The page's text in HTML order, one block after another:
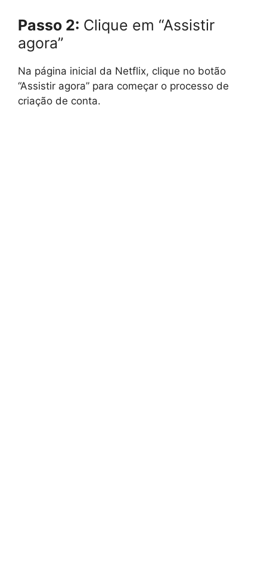
Passo 2: Clique em “Assistir
agora”
Na página inicial da Netflix, clique no botão
“Assistir agora” para começar o processo de
criação de conta.